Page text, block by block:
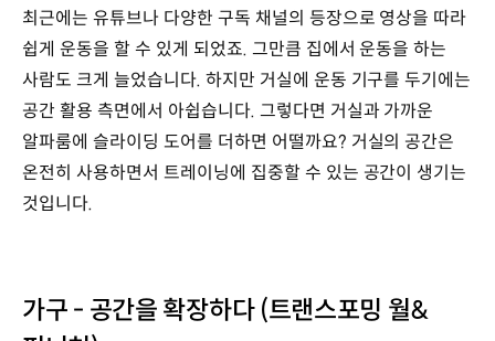
최근에는 유튜브나 다양한 구독 채널의 등장으로 영상을 따라
쉽게 운동을 할 수 있게 되었죠. 그만큼 집에서 운동을 하는
사람도 크게 늘었습니다. 하지만 거실에 운동 기구를 두기에는
공간 활용 측면에서 아쉽습니다. 그렇다면 거실과 가까운
알파룸에 슬라이딩 도어를 더하면 어떨까요? 거실의 공간은
온전히 사용하면서 트레이닝에 집중할 수 있는 공간이 생기는
것입니다.
가구 - 공간을 확장하다 (트랜스포밍 월&